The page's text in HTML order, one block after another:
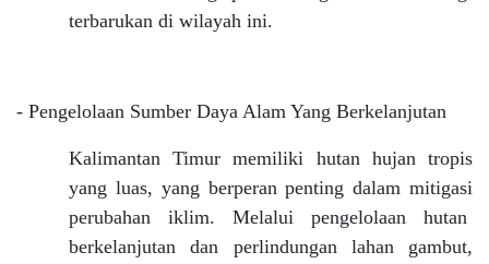
terbarukan di wilayah ini.
- Pengelolaan Sumber Daya Alam Yang Berkelanjutan
Kalimantan Timur memiliki hutan hujan tropis
yang luas, yang berperan penting dalam mitigasi
perubahan iklim. Melalui pengelolaan hutan
berkelanjutan dan perlindungan lahan gambut,